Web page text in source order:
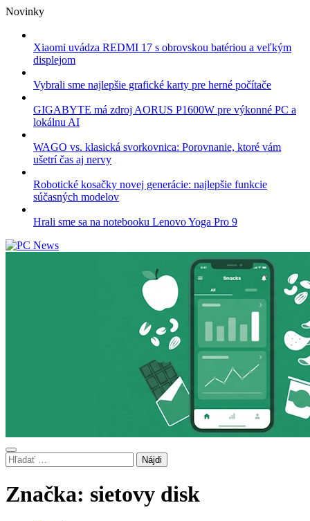
Skip
content
Novinky
Xiaomi uvádza REDMI 17 s obrovskou batériou a veľkým
displejom
Vybrali sme najlepšie grafické karty pre herné počítače
GIGABYTE má zdroj AORUS P1600W pre výkonné PC a
lokálnu AI
WAGO vs. klasická svorkovnica: Porovnanie, ktoré vám
ušetrí čas aj nervy
Robotické kosačky novej generácie: najlepšie funkcie
súčasných modelov
Hrali sme sa na notebooku Lenovo Yoga Pro 9
Hľadať:
Značka: sietovy disk